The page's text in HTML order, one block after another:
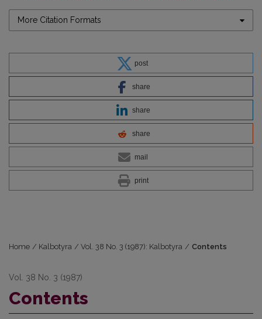
More Citation Formats
post
share
share
share
mail
print
Home / Kalbotyra / Vol. 38 No. 3 (1987): Kalbotyra / Contents
Vol. 38 No. 3 (1987)
Contents